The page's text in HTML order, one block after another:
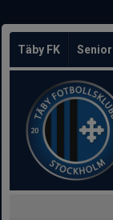
Täby FK Senior